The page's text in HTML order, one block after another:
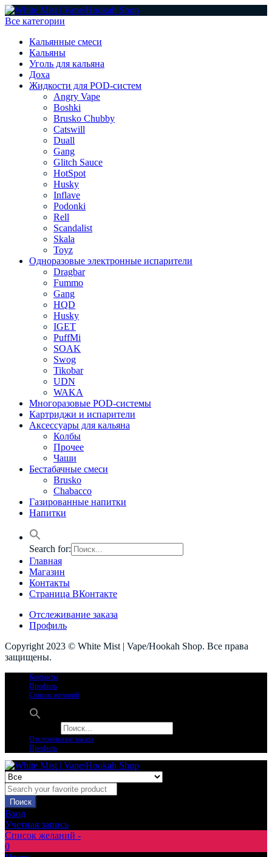
Все категории
Кальянные смеси
Кальяны
Уголь для кальяна
Доха
Жидкости для POD-систем
Angry Vape
Boshki
Brusko Chubby
Catswill
Duall
Gang
Glitch Sauce
HotSpot
Husky
Inflave
Podonki
Rell
Scandalist
Skala
Toyz
Одноразовые электронные испарители
Dragbar
Fummo
Gang
HQD
Husky
IGET
PuffMi
SOAK
Swog
Tikobar
UDN
WAKA
Многоразовые POD-системы
Картриджи и испарители
Аксессуары для кальяна
Колбы
Прочее
Чаши
Бестабачные смеси
Brusko
Chabacco
Газированные напитки
Напитки
Search for:
Главная
Магазин
Контакты
Страница ВКонтакте
Отслеживание заказа
Профиль
Copyright 2023 © White Mist | Vape/Hookah Shop. Все права
защищены.
Контакты
Профиль
Список желаний
Отслеживание заказа
Профиль
Поиск
Вход
Учетная запись
Список желаний -
0